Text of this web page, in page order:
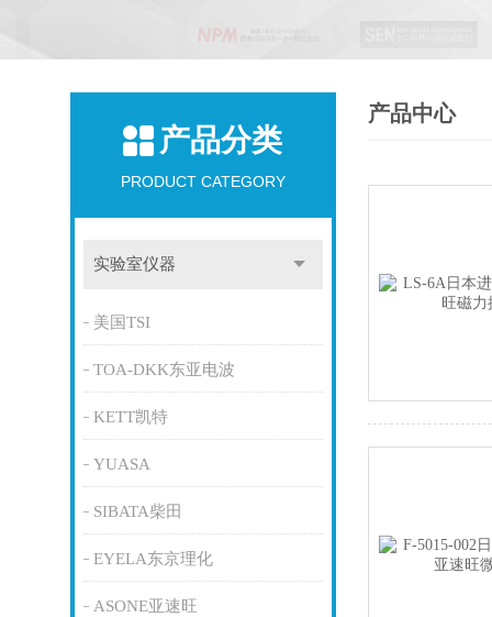
产品分类
PRODUCT CATEGORY
实验室仪器
美国TSI
TOA-DKK东亚电波
KETT凯特
YUASA
SIBATA柴田
EYELA东京理化
ASONE亚速旺
产品中心